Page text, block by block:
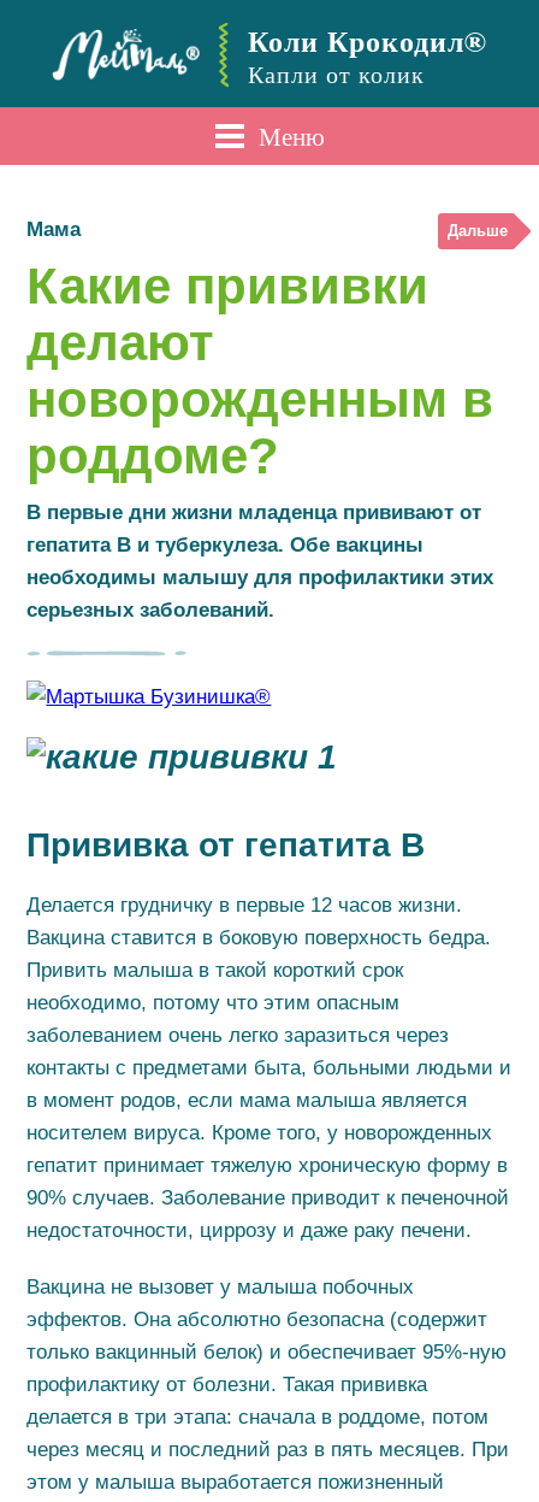
Коли Крокодил®
Капли от колик
Меню
Мама Дальше
Какие прививки
делают
новорожденным в
роддоме?
В первые дни жизни младенца прививают от
гепатита В и туберкулеза. Обе вакцины
необходимы малышу для профилактики этих
серьезных заболеваний.
Прививка от гепатита B
Делается грудничку в первые 12 часов жизни.
Вакцина ставится в боковую поверхность бедра.
Привить малыша в такой короткий срок
необходимо, потому что этим опасным
заболеванием очень легко заразиться через
контакты с предметами быта, больными людьми и
в момент родов, если мама малыша является
носителем вируса. Кроме того, у новорожденных
гепатит принимает тяжелую хроническую форму в
90% случаев. Заболевание приводит к печеночной
недостаточности, циррозу и даже раку печени.
Вакцина не вызовет у малыша побочных
эффектов. Она абсолютно безопасна (содержит
только вакцинный белок) и обеспечивает 95%-ную
профилактику от болезни. Такая прививка
делается в три этапа: сначала в роддоме, потом
через месяц и последний раз в пять месяцев. При
этом у малыша выработается пожизненный